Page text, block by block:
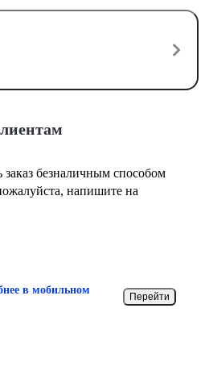
безналичным способом
напишите на
в мобильном
Перейти